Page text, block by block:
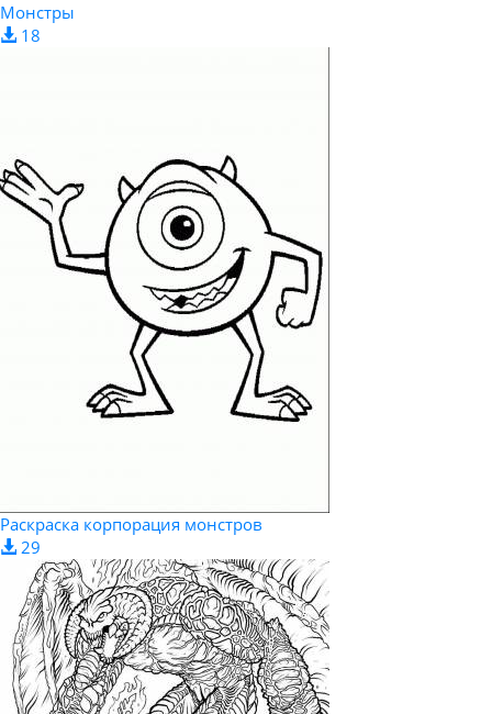
Монстры
18
Раскраска корпорация монстров
29